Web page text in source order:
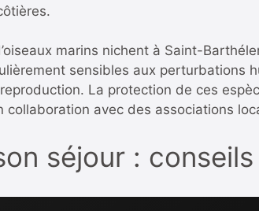
marins nichent à Saint-
sensibles aux perturbations
La protection de ces
collaboration avec des associations
séjour :